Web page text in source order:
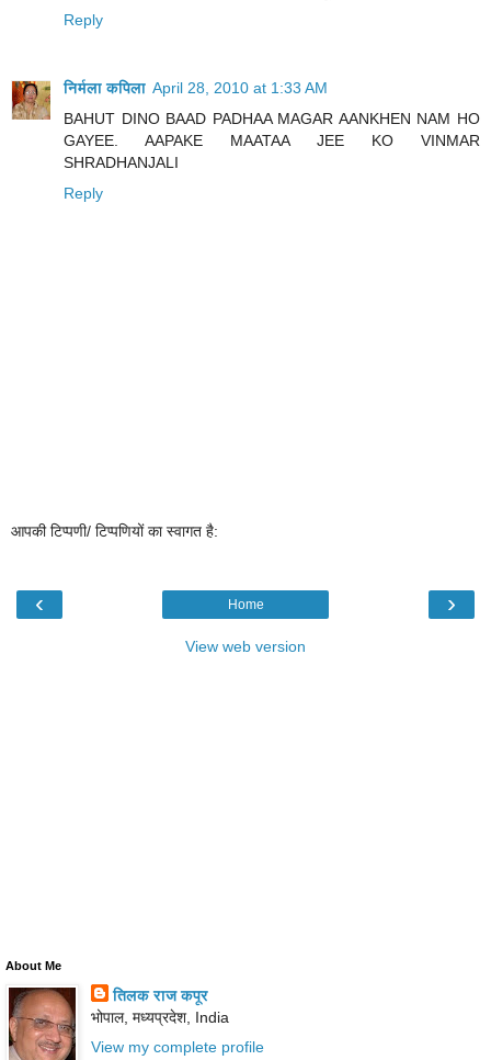
Reply
निर्मला कपिला April 28, 2010 at 1:33 AM
BAHUT DINO BAAD PADHAA MAGAR AANKHEN NAM HO
GAYEE. AAPAKE MAATAA JEE KO VINMAR
SHRADHANJALI
Reply
आपकी टिप्‍पणी/ टिप्‍पणियों का स्‍वागत है:
‹ ›
Home
View web version
About Me
तिलक राज कपूर
भोपाल, मध्‍यप्रदेश, India
View my complete profile